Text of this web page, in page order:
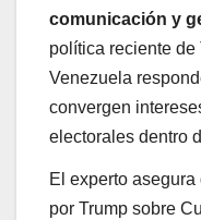
comunicación y
política reciente
Venezuela
convergen
electorales dentro
El experto
por Trump sobre